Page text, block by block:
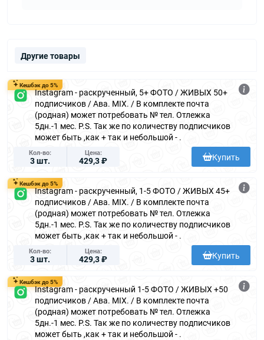
Другие товары
Кешбэк до 5%
Instagram - раскрученный, 5+ ФОТО / ЖИВЫХ 50+
подписчиков / Ава. MIX. / В комплекте почта
(родная) может потребовать № тел. Отлежка
5дн.-1 мес. P.S. Так же по количеству подписчиков
может быть ,как + так и небольшой - .
Кол-во
3 шт.
Цена
429,3 ₽ Купить
Кешбэк до 5%
Instagram - раскрученный, 1-5 ФОТО / ЖИВЫХ 45+
подписчиков / Ава. MIX. / В комплекте почта
(родная) может потребовать № тел. Отлежка
5дн.-1 мес. P.S. Так же по количеству подписчиков
может быть ,как + так и небольшой - .
Кол-во
3 шт.
Цена
429,3 ₽ Купить
Кешбэк до 5%
Instagram - раскрученный 1-5 ФОТО / ЖИВЫХ +50
подписчиков / Ава. MIX. / В комплекте почта
(родная) может потребовать № тел. Отлежка
5дн.-1 мес. P.S. Так же по количеству подписчиков
может быть ,как + так и небольшой - .